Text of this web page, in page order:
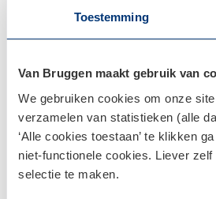
Toestemming
Van Bruggen maakt gebruik van
We gebruiken cookies om onze
verzamelen van statistieken (alle
‘Alle cookies toestaan’ te klikken
niet-functionele cookies. Liever
selectie te maken.
Klantenservice en contact
contact met ons op.
0800 1600
info@vanbruggen.nl